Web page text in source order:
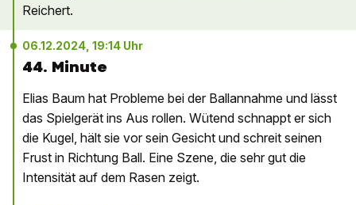
Reichert.
06.12.2024, 19:14 Uhr
44. Minute
Elias Baum hat Probleme bei der Ballannahme und lässt
das Spielgerät ins Aus rollen. Wütend schnappt er sich
die Kugel, hält sie vor sein Gesicht und schreit seinen
Frust in Richtung Ball. Eine Szene, die sehr gut die
Intensität auf dem Rasen zeigt.